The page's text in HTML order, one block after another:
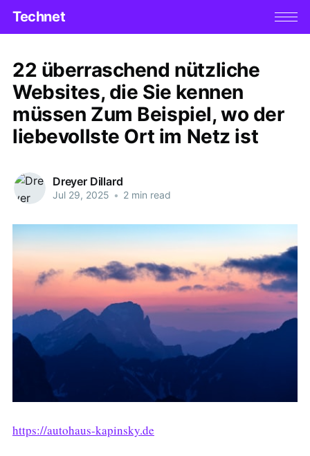
Technet
22 überraschend nützliche
Websites, die Sie kennen
müssen Zum Beispiel, wo der
liebevollste Ort im Netz ist
Dreyer Dillard
Jul 29, 2025 • 2 min read
https://autohaus-kapinsky.de